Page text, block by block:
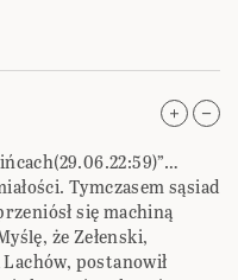
Tymczasem sąsiad
się machiną
że Zełenski,
postanowił